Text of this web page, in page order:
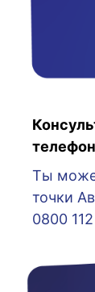
Ты
точки
0800 112